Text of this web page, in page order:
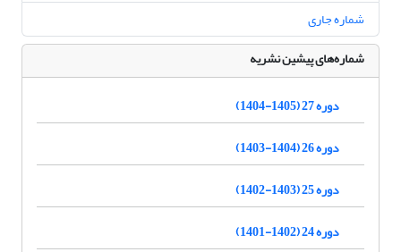
شماره جاری
شماره‌های پیشین نشریه
دوره 27 (1405-1404)
دوره 26 (1404-1403)
دوره 25 (1403-1402)
دوره 24 (1402-1401)